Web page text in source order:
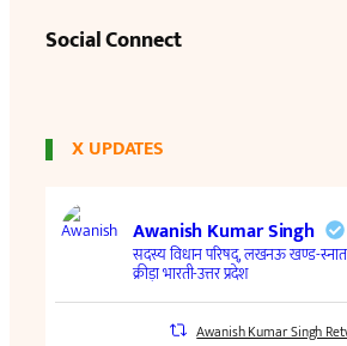
Social Connect
X UPDATES